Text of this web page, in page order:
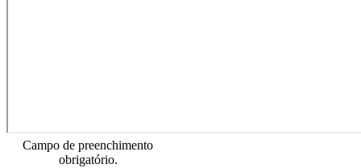
Campo de preenchimento
obrigatório.